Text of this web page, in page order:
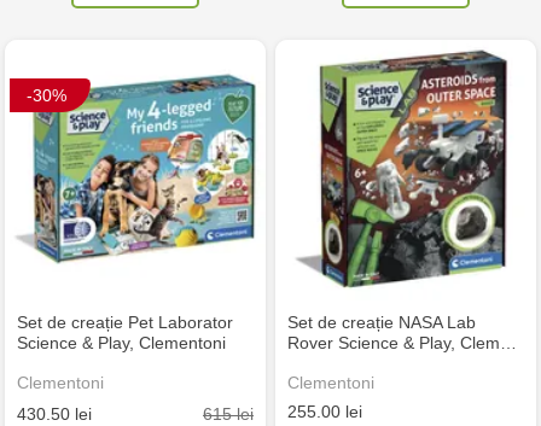
-30%
Set de creație Pet Laborator
Science & Play, Clementoni
Clementoni
430.50 lei
615 lei
Set de creație NASA Lab
Rover Science & Play, Clem…
Clementoni
255.00 lei